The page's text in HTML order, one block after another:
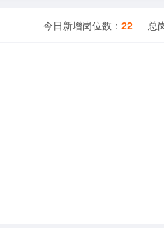
今日新增岗位数：22 总